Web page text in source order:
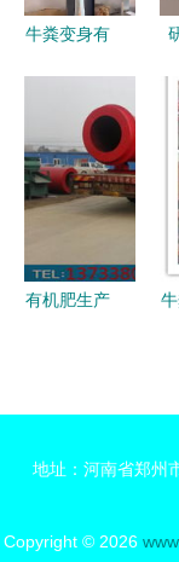
牛粪变身有
本发酵生产
线配置指南
有机肥生产
地址：河南省郑州
Copyright © 2026